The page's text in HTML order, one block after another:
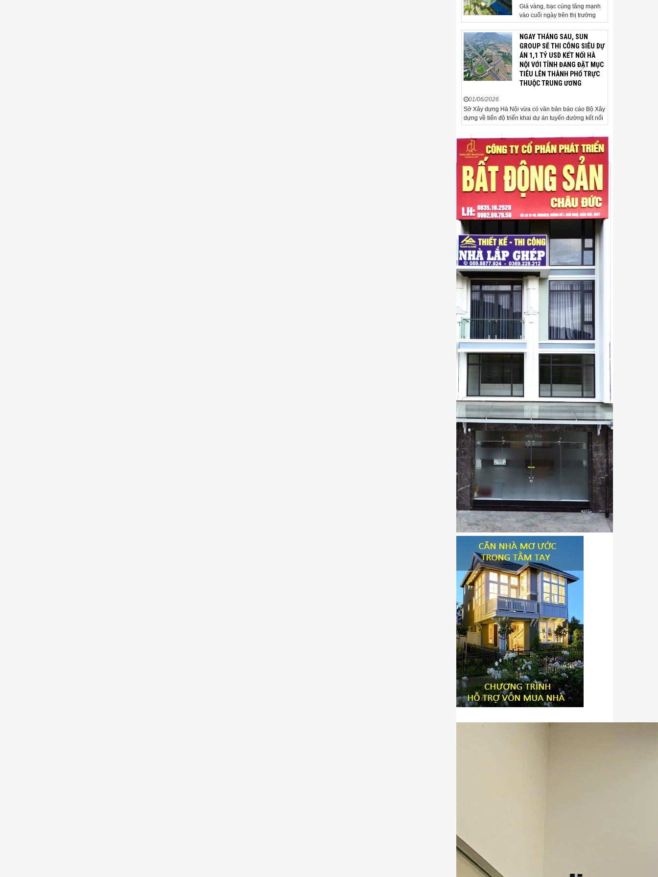
Giá vàng, bạc cùng tăng mạnh
vào cuối ngày trên thị trường
quốc tế. Giá vàng thế giới vượt
4.500 USD/ounce. Cuối ngày 2-
6, giá vàng hôm nay trên thị
trường quốc tế được giao dịch ở
mức 4.520 USD/ounce, tăng
khoảng 35 USD/ounce so với
buổi sáng. Trong phiên, có thời
điểm giá vàng...
NGAY THÁNG SAU, SUN
GROUP SẼ THI CÔNG SIÊU DỰ
ÁN 1,1 TỶ USD KẾT NỐI HÀ
NỘI VỚI TỈNH ĐANG ĐẶT MỤC
TIÊU LÊN THÀNH PHỐ TRỰC
THUỘC TRUNG ƯƠNG
01/06/2026
Sở Xây dựng Hà Nội vừa có văn bản báo cáo Bộ Xây
dựng về tiến độ triển khai dự án tuyến đường kết nối
sân bay Gia Bình với Thủ đô Hà Nội. Đến nay, công
tác giải phóng mặt bằng và chuẩn bị đầu tư của dự
án đã ghi nhận nhiều kết...